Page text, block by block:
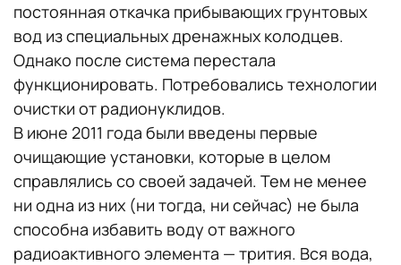
постоянная откачка прибывающих грунтовых
вод из специальных дренажных колодцев.
Однако после система перестала
функционировать. Потребовались технологии
очистки от радионуклидов.
В июне 2011 года были введены первые
очищающие установки, которые в целом
справлялись со своей задачей. Тем не менее
ни одна из них (ни тогда, ни сейчас) не была
способна избавить воду от важного
радиоактивного элемента — трития. Вся вода,